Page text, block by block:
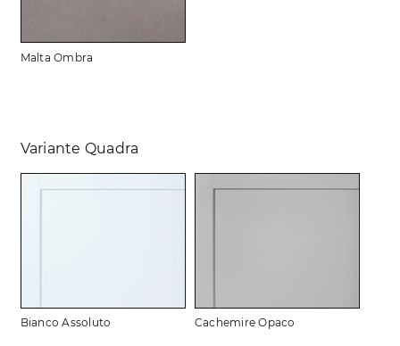
Malta Ombra
Variante Quadra
Bianco Assoluto Cachemire Opaco